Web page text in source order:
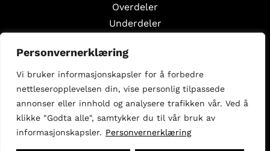
Personvernerklæring
Vi bruker informasjonskapsler for å forbedre
nettleseropplevelsen din, vise personlig tilpassede
annonser eller innhold og analysere trafikken vår. Ved å
klikke "Godta alle", samtykker du til vår bruk av
informasjonskapsler. Personvernerklæring
Overdeler
Underdeler
Styling Edits
Guide Edits
Inspirasjon
Om oss
Selg med oss